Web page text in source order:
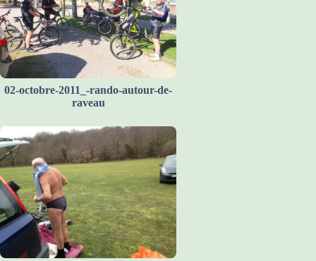
02-octobre-2011_-rando-autour-de-
raveau